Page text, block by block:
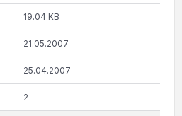
19.04 KB
21.05.2007
25.04.2007
2